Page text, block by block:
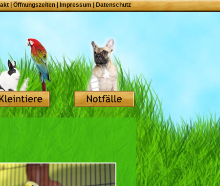
Öffnungszeiten| Impressum|Datenschutz